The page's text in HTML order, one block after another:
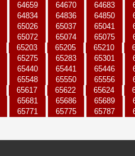
64659 64670 64683
64834 64836 64850
65026 65037 65041
65072 65074 65075
65203 65205 65210
65275 65283 65301
65440 65441 65446
65548 65550 65556
65617 65622 65624
65681 65686 65689
65771 65775 65787